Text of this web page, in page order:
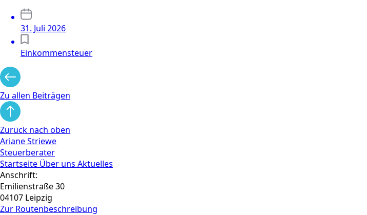
31. Juli 2026
Einkommensteuer
Zu allen Beiträgen
Zurück nach oben
Ariane Striewe
Steuerberater
Startseite Über uns Aktuelles
Anschrift:
Emilienstraße 30
04107 Leipzig
Zur Routen­beschreibung